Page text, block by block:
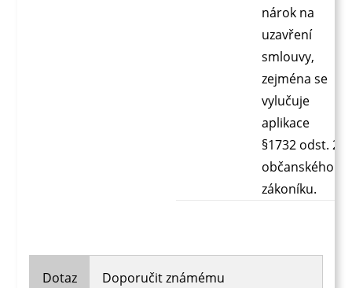
nárok na
uzavření
smlouvy,
zejména se
vylučuje
aplikace
§1732 odst. 2
občanského
zákoníku.
Dotaz Doporučit známému